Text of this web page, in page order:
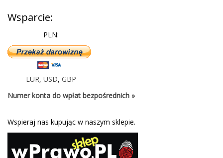
Wsparcie:
PLN:
EUR, USD, GBP
Numer konta do wpłat bezpośrednich »
Wspieraj nas kupując w naszym sklepie.